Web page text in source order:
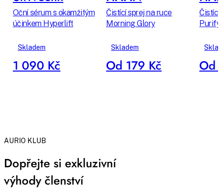
Oční sérum s okamžitým
účinkem Hyperlift
Skladem
1 090 Kč
Čistící sprej na ruce
Morning Glory
Skladem
Od 179 Kč
Čistící
Od
AURIO KLUB
Dopřejte si exkluzivní
výhody členství